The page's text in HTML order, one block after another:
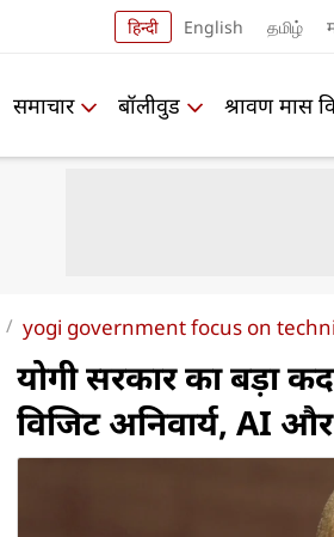
हिन्दी English தமிழ்
समाचार बॉलीवुड श्रावण मास
yogi government focus on
योगी सरकार का बड़ा
विजिट अनिवार्य, AI